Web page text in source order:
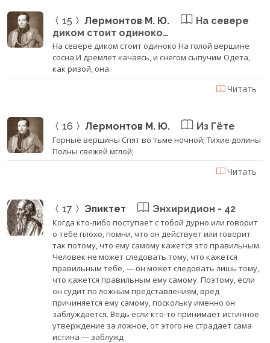
15 Лермонтов М. Ю.
На севере
диком стоит одиноко…
На севере диком стоит одиноко На голой вершине
сосна И дремлет качаясь, и снегом сыпучим Одета,
как ризой, она.
Читать
16 Лермонтов М. Ю. Из Гёте
Горные вершины Спят во тьме ночной; Тихие долины
Полны свежей мглой;
Читать
17 Эпиктет Энхиридион - 42
Когда кто-либо поступает с тобой дурно или говорит
о тебе плохо, помни, что он действует или говорит
так потому, что ему самому кажется это правильным.
Человек не может следовать тому, что кажется
правильным тебе, — он может следовать лишь тому,
что кажется правильным ему самому. Поэтому, если
он судит по ложным представлениям, вред
причиняется ему самому, поскольку именно он
заблуждается. Ведь если кто-то принимает истинное
утверждение за ложное, от этого не страдает сама
истина — заблужд